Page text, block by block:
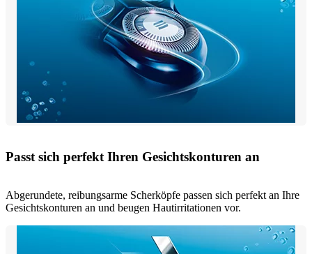
Passt sich perfekt Ihren Gesichtskonturen an
Abgerundete, reibungsarme Scherköpfe passen sich perfekt an Ihre
Gesichtskonturen an und beugen Hautirritationen vor.